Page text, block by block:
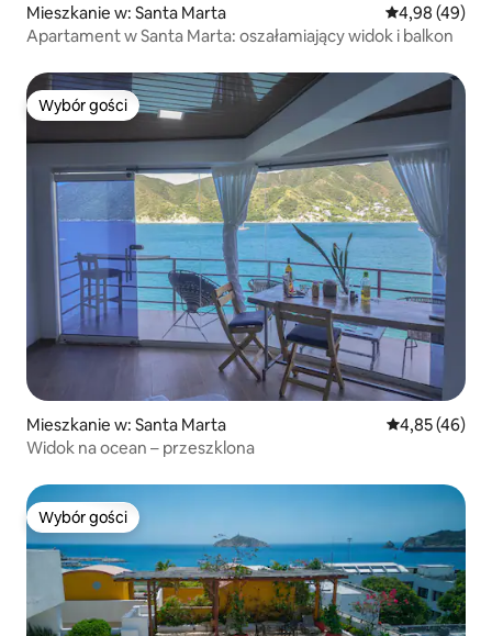
Mieszkanie w: Santa Marta Średnia
4,98 (49)
Apartament w Santa Marta: oszałamiający widok i balkon
Wybór gości
Wybór gości
Mieszkanie w: Santa Marta Średnia
4,85 (46)
Widok na ocean – przeszklona
Wybór gości
Wybór gości